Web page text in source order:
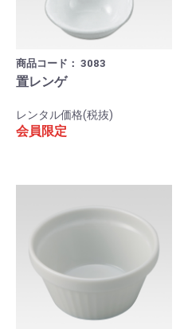
商品コード： 3083
置レンゲ
レンタル価格(税抜)
会員限定